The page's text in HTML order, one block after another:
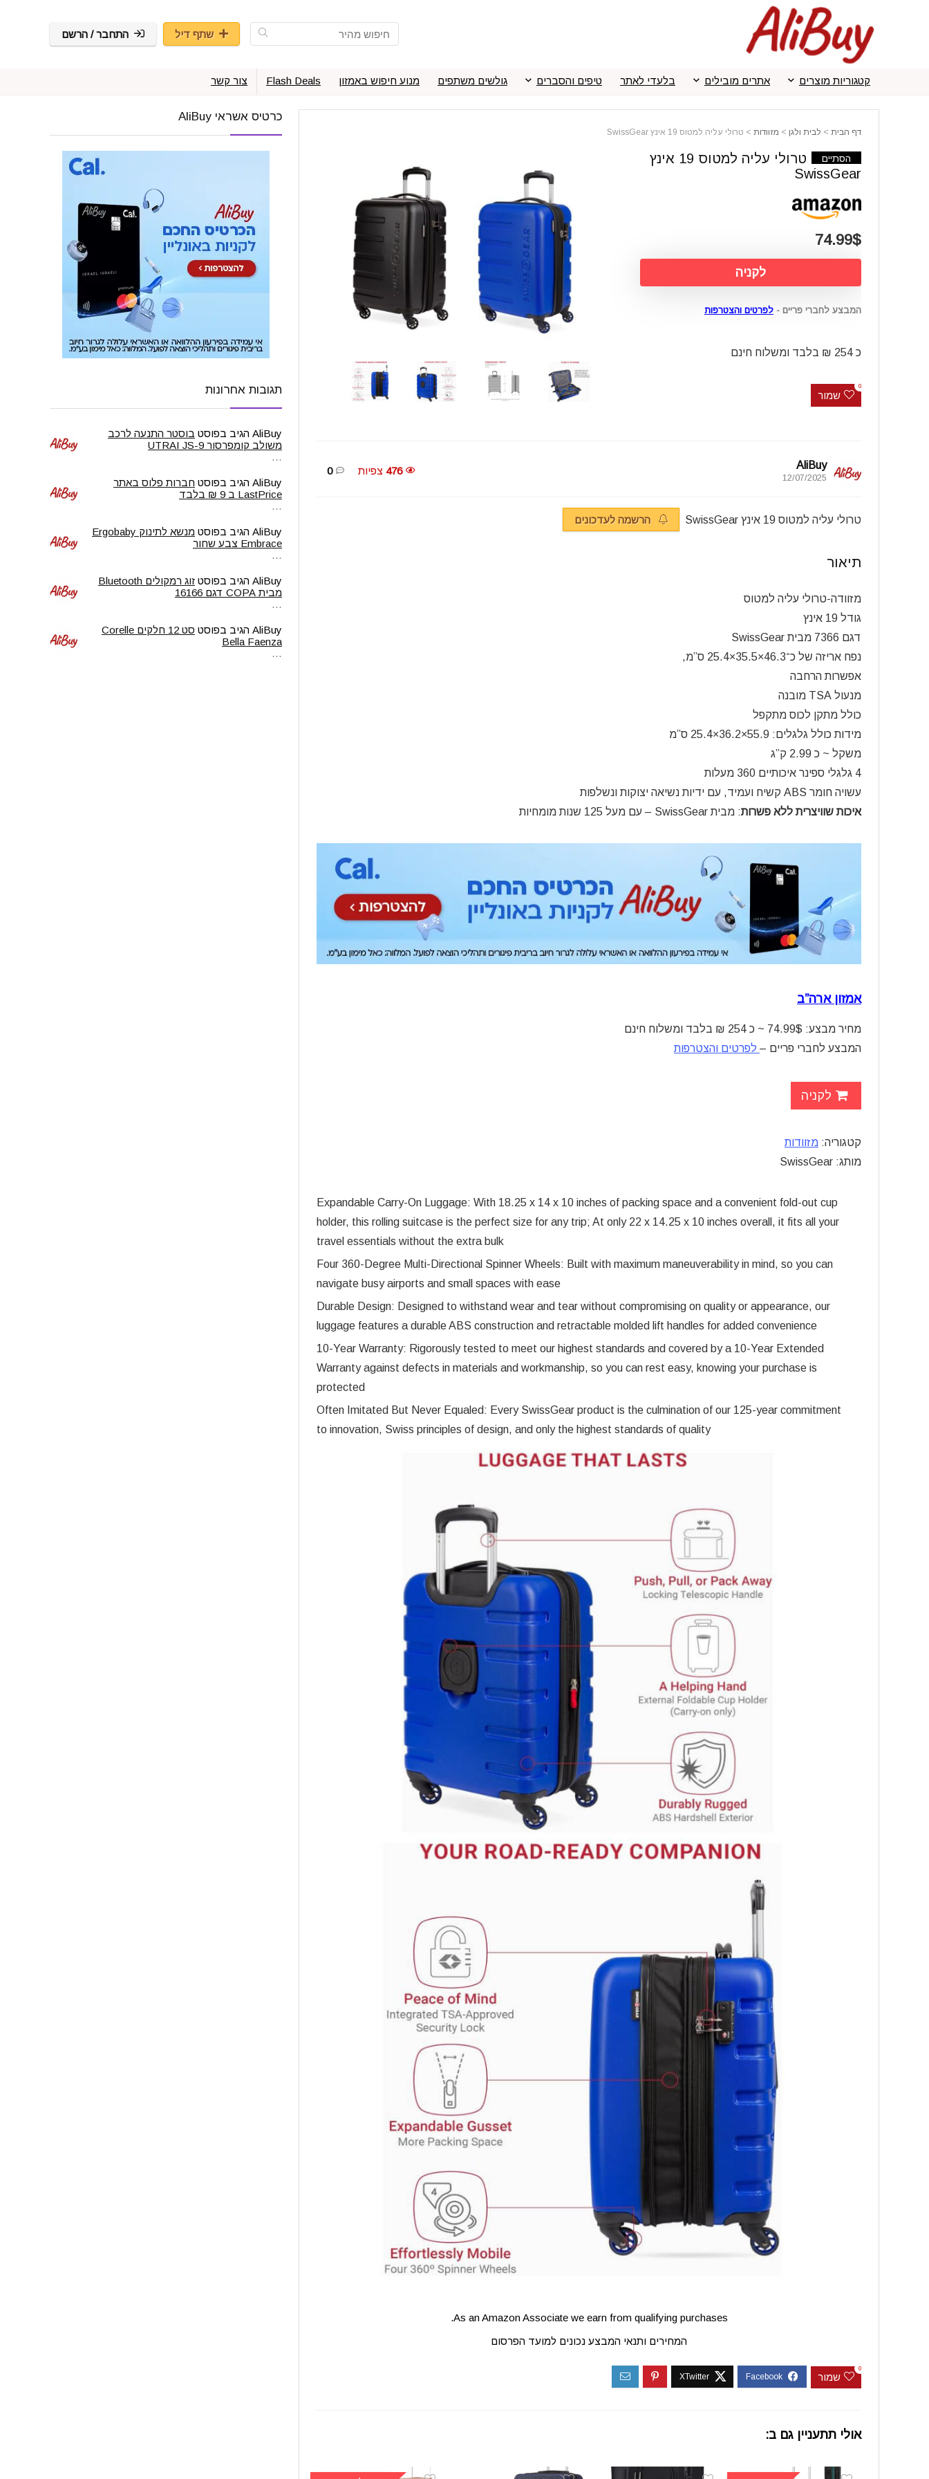
שתף דיל התחבר / הרשם
קטגוריות מוצרים אתרים מובילים בלעדי לאתר טיפים והסברים גולשים משתפים מנוע חיפוש באמזון Flash Deals צור קשר
דף הבית > לבית ולגן > מזוודות > טרולי עליה למטוס 19 אינץ SwissGear
הסתיים
טרולי עליה למטוס 19 אינץ
SwissGear
74.99$
לקניה
המבצע לחברי פריים -לפרטים והצטרפות
כ 254 ₪ בלבד ומשלוח חינם
שמור
0
AliBuy
12/07/2025
476 צפיות 0
טרולי עליה למטוס 19 אינץ SwissGear הרשמה לעדכונים
תיאור
מזוודה-טרולי עליה למטוס
גודל 19 אינץ
דגם 7366 מבית SwissGear
נפח אריזה של כ־46.3×35.5×25.4 ס”מ,
אפשרות הרחבה
מנעול TSA מובנה
כולל מתקן לכוס מתקפל
מידות כולל גלגלים: 55.9×36.2×25.4 ס”מ
משקל ~ כ 2.99 ק”ג
4 גלגלי ספינר איכותיים 360 מעלות
עשויה חומר ABS קשיח ועמיד, עם ידיות נשיאה יצוקות ונשלפות
איכות שוויצרית ללא פשרות: מבית SwissGear – עם מעל 125 שנות מומחיות
אמזון ארה”ב
מחיר מבצע: 74.99$ ~ כ 254 ₪ בלבד ומשלוח חינם
המבצע לחברי פריים – לפרטים והצטרפות
לקניה
קטגוריה: מזוודות
מותג: SwissGear
Expandable Carry-On Luggage: With 18.25 x 14 x 10 inches of packing space and a convenient fold-out cup
holder, this rolling suitcase is the perfect size for any trip; At only 22 x 14.25 x 10 inches overall, it fits all your
travel essentials without the extra bulk
Four 360-Degree Multi-Directional Spinner Wheels: Built with maximum maneuverability in mind, so you can
navigate busy airports and small spaces with ease
Durable Design: Designed to withstand wear and tear without compromising on quality or appearance, our
luggage features a durable ABS construction and retractable molded lift handles for added convenience
10-Year Warranty: Rigorously tested to meet our highest standards and covered by a 10-Year Extended
Warranty against defects in materials and workmanship, so you can rest easy, knowing your purchase is
protected
Often Imitated But Never Equaled: Every SwissGear product is the culmination of our 125-year commitment
to innovation, Swiss principles of design, and only the highest standards of quality
As an Amazon Associate we earn from qualifying purchases.
המחירים ותנאי המבצע נכונים למועד הפרסום
שמור
0
אולי תתעניין גם ב:
כרטיס אשראי AliBuy
תגובות אחרונות
AliBuy הגיב בפוסט בוסטר התנעה לרכב
משולב קומפרסור UTRAI JS-9
…
AliBuy הגיב בפוסט חברות פלוס באתר
LastPrice ב 9 ₪ בלבד
…
AliBuy הגיב בפוסט
מנשא לתינוק Ergobaby
Embrace צבע שחור
…
AliBuy הגיב בפוסט
זוג רמקולים Bluetooth
מבית COPA דגם 16166
…
AliBuy הגיב בפוסט
סט 12 חלקים Corelle
Bella Faenza
…